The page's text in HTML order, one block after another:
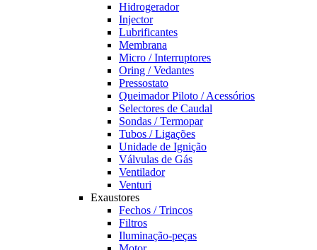
Hidrogerador
Injector
Lubrificantes
Membrana
Micro / Interruptores
Oring / Vedantes
Pressostato
Queimador Piloto / Acessórios
Selectores de Caudal
Sondas / Termopar
Tubos / Ligações
Unidade de Ignição
Válvulas de Gás
Ventilador
Venturi
Exaustores
Fechos / Trincos
Filtros
Iluminação-peças